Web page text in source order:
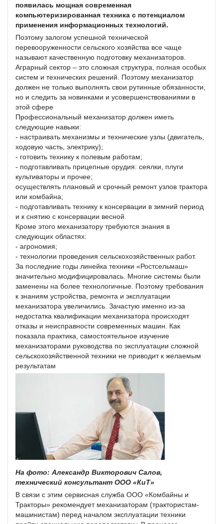
появилась мощная современная
компьютеризированная техника с потенциалом
применения информационных технологий.
Поэтому залогом успешной технической
перевооруженности сельского хозяйства все чаще
называют качественную подготовку механизаторов.
Аграрный сектор – это сложная структура, полная особых
систем и технических решений. Поэтому механизатор
должен не только выполнять свои рутинные обязанности,
но и следить за новинками и усовершенствованиями в
этой сфере
Профессиональный механизатор должен иметь
следующие навыки:
- настраивать механизмы и технические узлы (двигатель,
ходовую часть, электрику);
- готовить технику к полевым работам;
- подготавливать прицепные орудия: сеялки, плуги
культиваторы и прочее;
осуществлять плановый и срочный ремонт узлов трактора
или комбайна;
- подготавливать технику к консервации в зимний период
и к снятию с консервации весной.
Кроме этого механизатору требуются знания в
следующих областях:
- агрономия;
- технологии проведения сельскохозяйственных работ.
За последние годы линейка техники «Ростсельмаш»
значительно модифицировалась. Многие системы были
заменены на более технологичные. Поэтому требования
к знаниям устройства, ремонта и эксплуатации
механизатора увеличились. Зачастую именно из-за
недостатка квалификации механизатора происходят
отказы и неисправности современных машин. Как
показала практика, самостоятельное изучение
механизаторами руководства по эксплуатации сложной
сельскохозяйственной техники не приводит к желаемым
результатам
На фото: Александр Викторович Салов,
технический консультант ООО «КиТ»
В связи с этим сервисная служба ООО «Комбайны и
Тракторы» рекомендует механизаторам (трактористам-
машинистам) перед началом эксплуатации техники